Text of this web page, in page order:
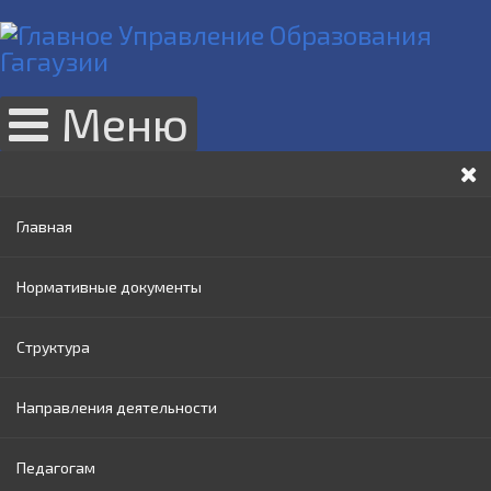
Меню
Главная
Нормативные документы
Законы РМ
Нормативные акты Правительства РМ
Нормативные документы МОИ
Структура
Руководство
Административный совет
Направления деятельности
Раннее образование
Педагогам